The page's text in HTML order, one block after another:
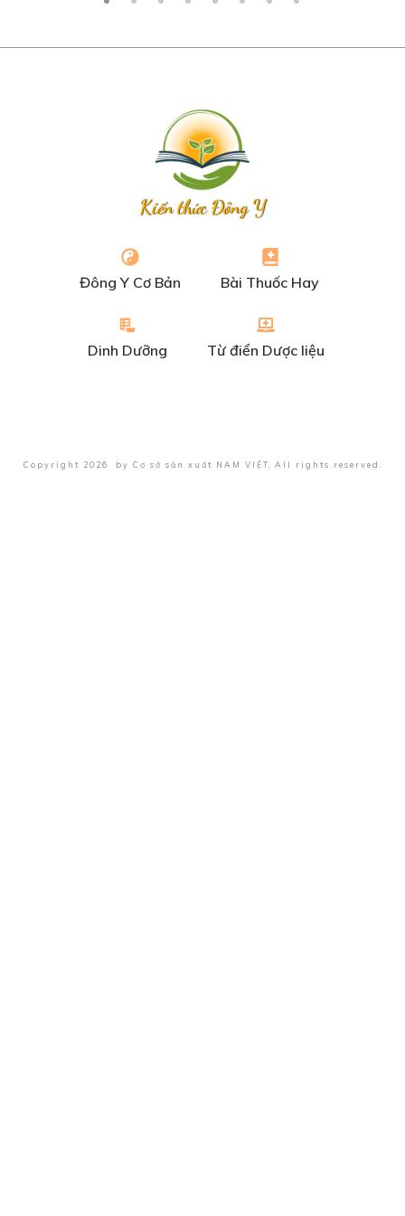
Kiến thức Đông Y
Đông Y Cơ Bản Bài Thuốc Hay
Dinh Dưỡng Từ điển Dược liệu
Copyright 2026 by Cơ sở sản xuất NAM VIỆT , All rights reserved.